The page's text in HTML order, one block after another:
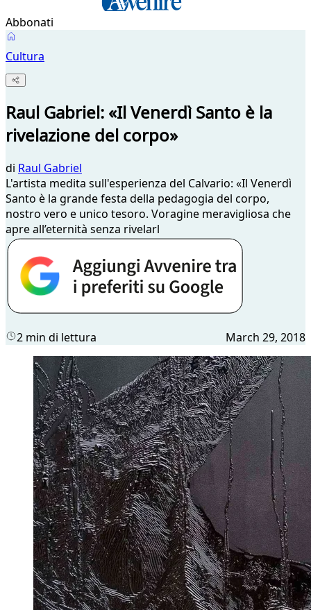
Abbonati
Cultura
Raul Gabriel: «Il Venerdì Santo è la
rivelazione del corpo»
di Raul Gabriel
L'artista medita sull'esperienza del Calvario: «Il Venerdì
Santo è la grande festa della pedagogia del corpo,
nostro vero e unico tesoro. Voragine meravigliosa che
apre all’eternità senza rivelarl
2 min di lettura March 29, 2018